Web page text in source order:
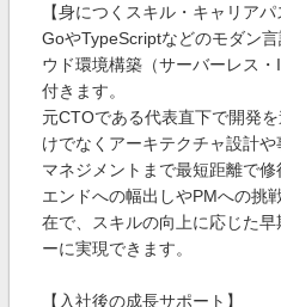
【身につくスキル・キャリアパ
GoやTypeScriptなどのモダン
ウド環境構築（サーバーレス
付きます。
元CTOである代表直下で開発
けでなくアーキテクチャ設計や
マネジメントまで最短距離で
エンドへの幅出しやPMへの挑
在で、スキルの向上に応じた
ーに実現できます。
【入社後の成長サポート】